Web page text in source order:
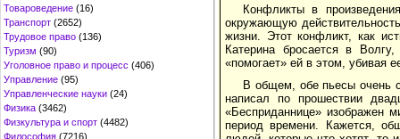
Товароведение (16)
Транспорт (2652)
Трудовое право (136)
Туризм (90)
Уголовное право и процесс (406)
Управление (95)
Управленческие науки (24)
Физика (3462)
Физкультура и спорт (4482)
Философия (7216)
Конфликты в
окружающую
жизни. Этот конфликт, как
Катерина бросается в
«помогает» ей в этом, убивая
В общем, обе пьесы очень
написал по прошествии
«Бесприданнице» изображен
период времени. Кажется,